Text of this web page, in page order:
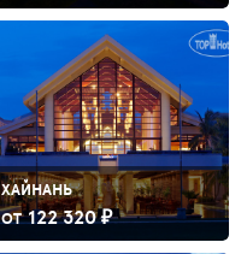
ХАЙНАНЬ
ОТ 122 320 ₽